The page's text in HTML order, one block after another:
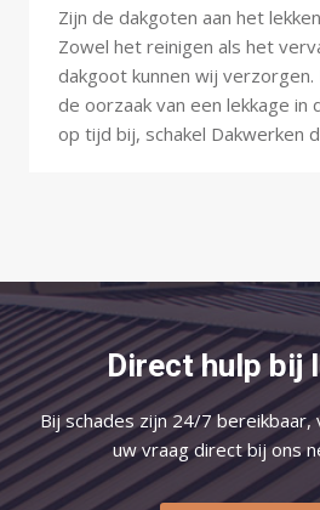
Zijn de dakgoten aan het
Zowel het reinigen als het
dakgoot kunnen wij
de oorzaak van een lekkage in
op tijd bij, schakel Dakwerken
Direct hulp bij
Bij schades zijn 24/7 bereikbaar,
uw vraag direct bij ons